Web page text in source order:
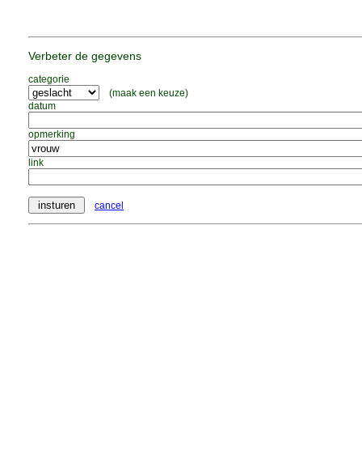
Verbeter de gegevens
categorie
(maak een keuze)
datum
opmerking
link
cancel